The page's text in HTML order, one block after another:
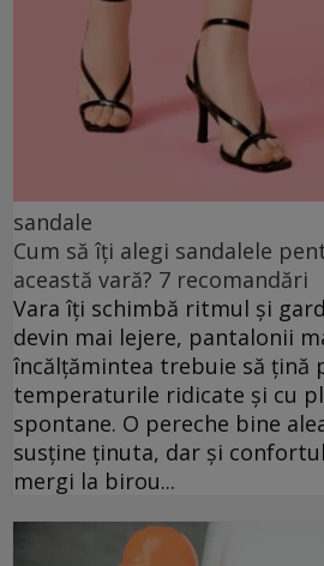
sandale
Cum să îți alegi sandalele
această vară? 7 recomandări
Vara îți schimbă ritmul și
devin mai lejere, pantalonii
încălțămintea trebuie să țină
temperaturile ridicate și cu
spontane. O pereche bine
susține ținuta, dar și
mergi la birou...